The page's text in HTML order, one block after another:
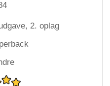
2. oplag